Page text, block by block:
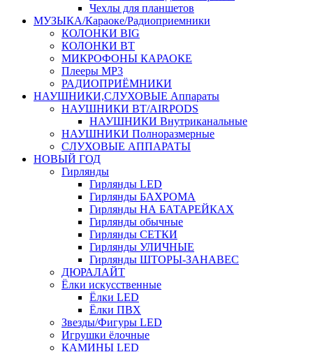
Чехлы для планшетов
МУЗЫКА/Караоке/Радиоприемники
КОЛОНКИ BIG
КОЛОНКИ BT
МИКРОФОНЫ КАРАОКЕ
Плееры MP3
РАДИОПРИЁМНИКИ
НАУШНИКИ,СЛУХОВЫЕ Аппараты
НАУШНИКИ BT/AIRPODS
НАУШНИКИ Внутриканальные
НАУШНИКИ Полноразмерные
СЛУХОВЫЕ АППАРАТЫ
НОВЫЙ ГОД
Гирлянды
Гирлянды LED
Гирлянды БАХРОМА
Гирлянды НА БАТАРЕЙКАХ
Гирлянды обычные
Гирлянды СЕТКИ
Гирлянды УЛИЧНЫЕ
Гирлянды ШТОРЫ-ЗАНАВЕС
ДЮРАЛАЙТ
Ёлки искусственные
Ёлки LED
Ёлки ПВХ
Звезды/Фигуры LED
Игрушки ёлочные
КАМИНЫ LED